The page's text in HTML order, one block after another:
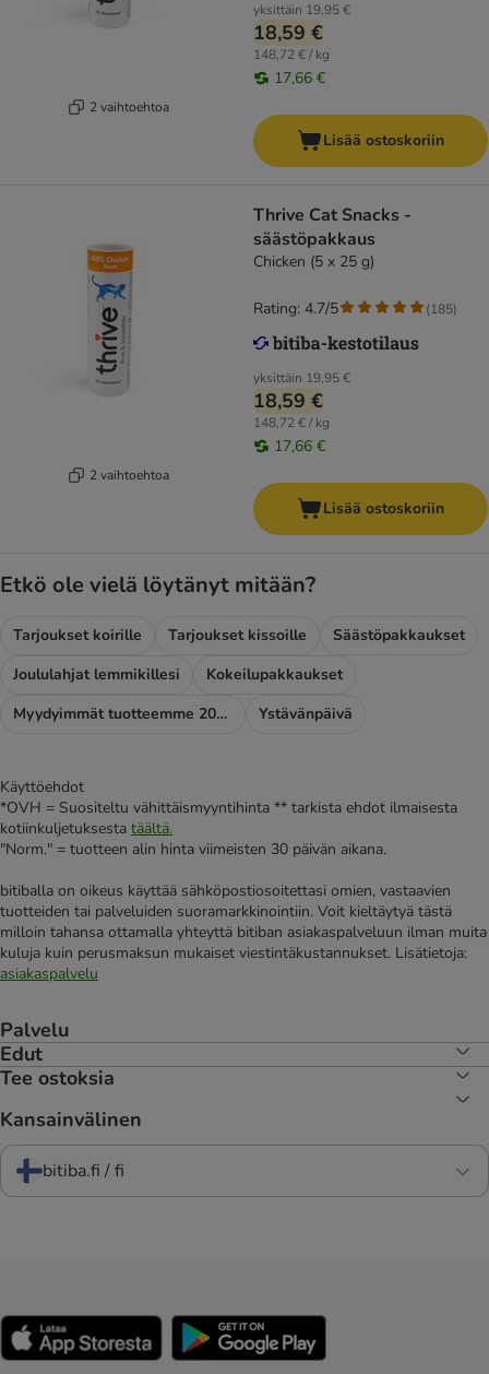
2 vaihtoehtoa
yksittäin 19,95 €
18,59 €
148,72 € / kg
17,66 €
Lisää ostoskoriin
2 vaihtoehtoa
Thrive Cat Snacks -
säästöpakkaus
Chicken (5 x 25 g)
yksittäin 19,95 €
18,59 €
148,72 € / kg
17,66 €
Rating: 4.7/5 (185)
Lisää ostoskoriin
Etkö ole vielä löytänyt mitään?
Tarjoukset koirille Tarjoukset kissoille
Säästöpakkaukset
Joululahjat lemmikillesi
Kokeilupakkaukset
Myydyimmät tuotteemme 2025
Ystävänpäivä
Käyttöehdot
*OVH = Suositeltu vähittäismyyntihinta ** tarkista ehdot ilmaisesta
kotiinkuljetuksesta täältä.
"Norm." = tuotteen alin hinta viimeisten 30 päivän aikana.
bitiballa on oikeus käyttää sähköpostiosoitettasi omien, vastaavien
tuotteiden tai palveluiden suoramarkkinointiin. Voit kieltäytyä tästä
milloin tahansa ottamalla yhteyttä bitiban asiakaspalveluun ilman muita
kuluja kuin perusmaksun mukaiset viestintäkustannukset. Lisätietoja:
asiakaspalvelu
Palvelu
Edut
Tee ostoksia
Kansainvälinen
bitiba.fi / fi